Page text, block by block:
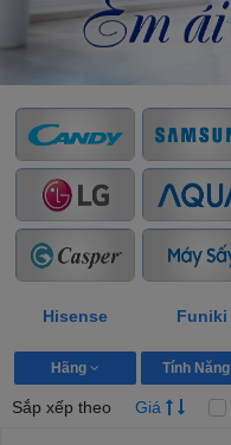
Hisense Funiki
Hãng Tính Năng
Sắp xếp theo Giá